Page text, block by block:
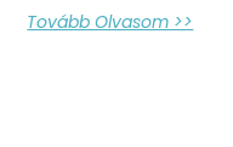
Tovább Olvasom >>